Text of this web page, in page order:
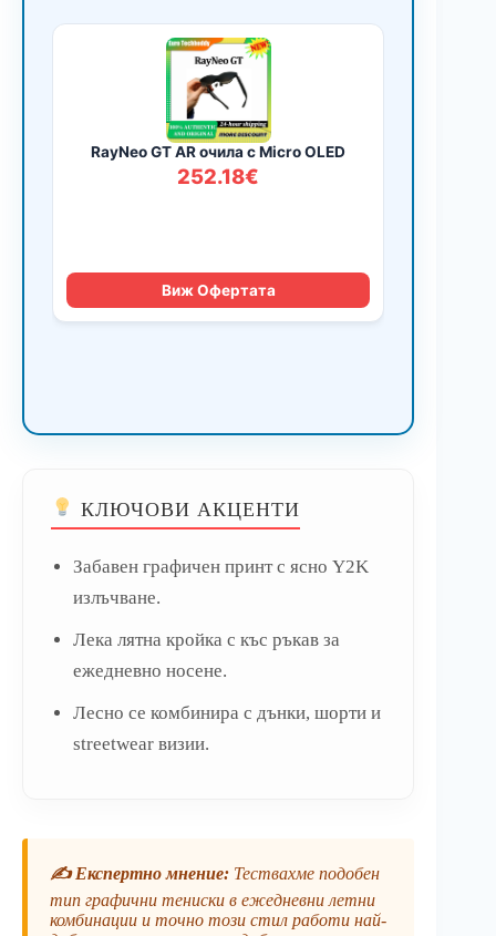
КЛЮЧОВИ АКЦЕНТИ
Забавен графичен принт с ясно Y2K
излъчване.
Лека лятна кройка с къс ръкав за
ежедневно носене.
Лесно се комбинира с дънки, шорти и
streetwear визии.
✍️ Експертно мнение: Тествахме подобен
тип графични тениски в ежедневни летни
комбинации и точно този стил работи най-